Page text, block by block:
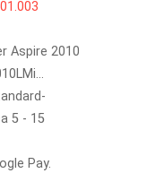
Aspire 2010
5 - 15
Pay.